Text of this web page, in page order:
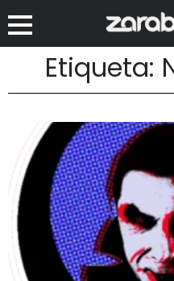
Etiqueta: